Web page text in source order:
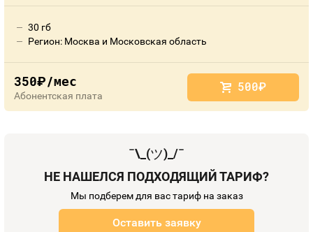
30 гб
Регион: Москва и Московская область
350руб./мес
Абонентская плата
500руб.
¯\_(ツ)_/¯
НЕ НАШЕЛСЯ ПОДХОДЯЩИЙ ТАРИФ?
Мы подберем для вас тариф на заказ
Оставить заявку